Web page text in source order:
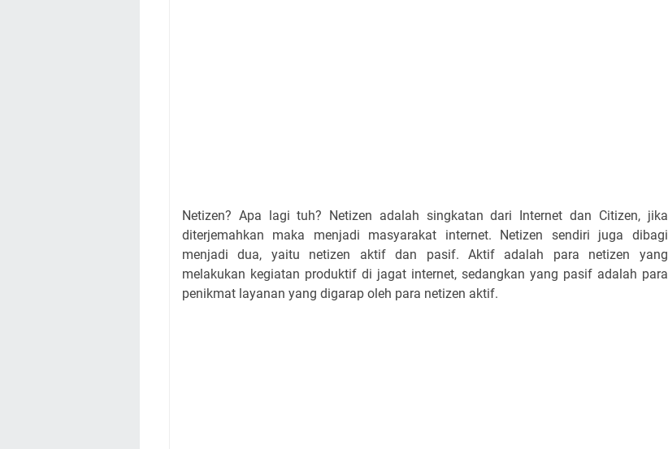
Netizen? Apa lagi tuh? Netizen adalah singkatan dari Internet dan Citizen, jika
diterjemahkan maka menjadi masyarakat internet. Netizen sendiri juga dibagi
menjadi dua, yaitu netizen aktif dan pasif. Aktif adalah para netizen yang
melakukan kegiatan produktif di jagat internet, sedangkan yang pasif adalah para
penikmat layanan yang digarap oleh para netizen aktif.